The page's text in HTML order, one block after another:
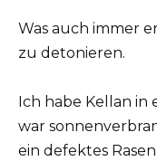
Was auch immer
zu detonieren.
Ich habe Kellan
war
ein defektes